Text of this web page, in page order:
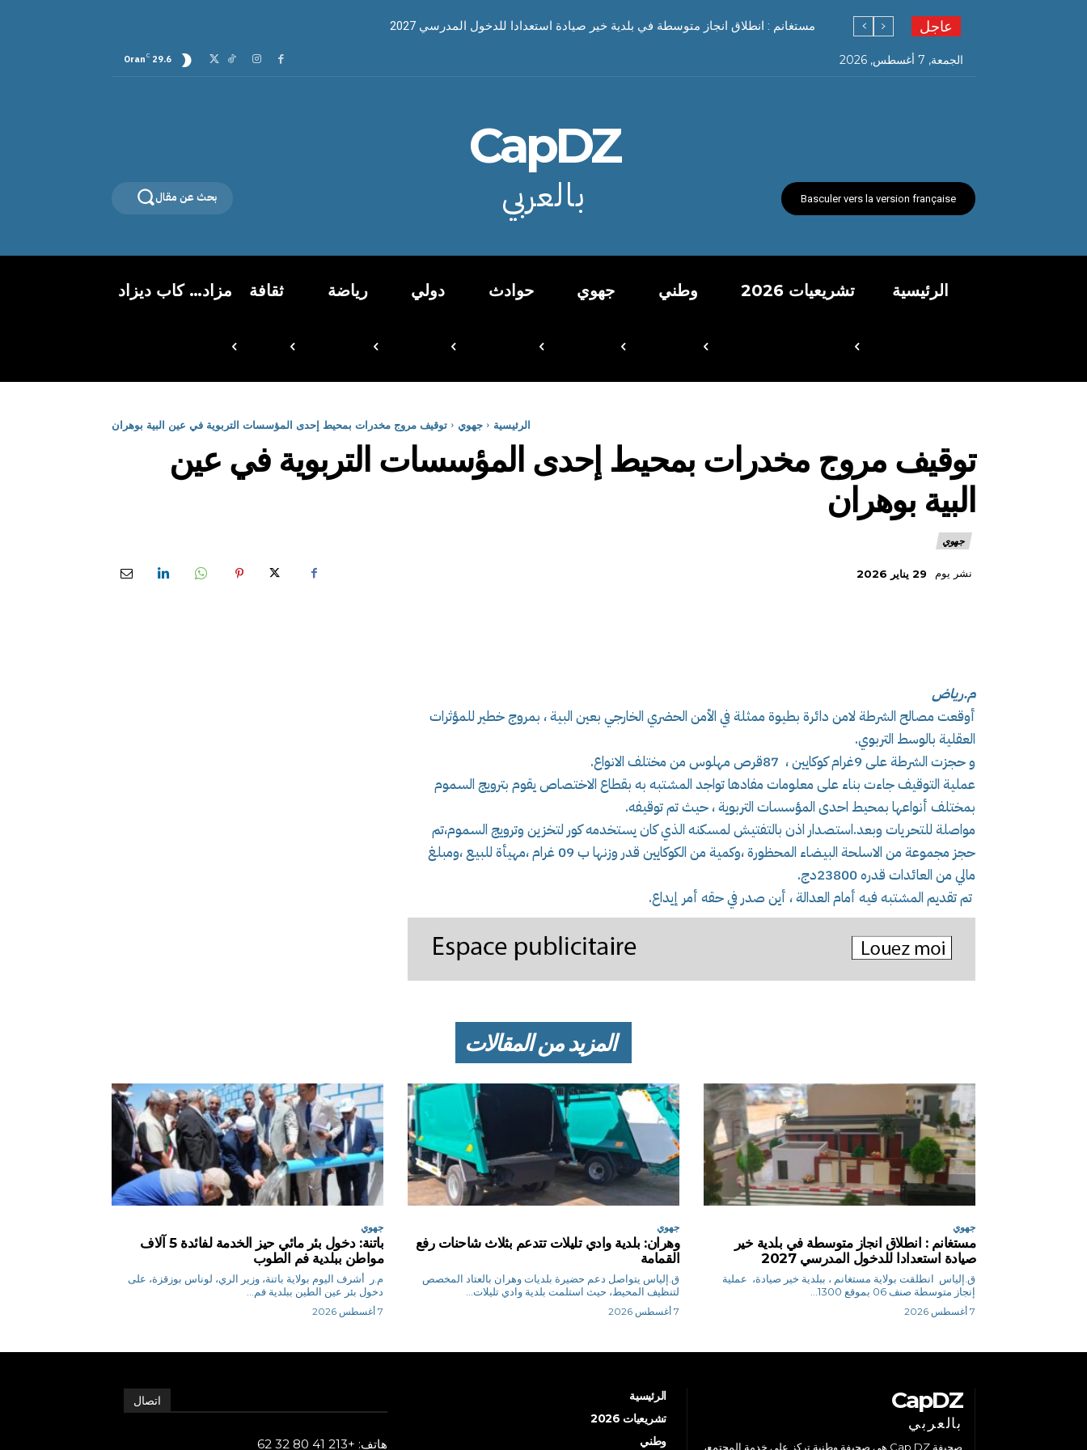
عاجل مستغانم : انطلاق انجاز متوسطة في بلدية خير صيادة استعدادا للدخول المدرسي 2027
الجمعة, 7 أغسطس, 2026 29.6
C
Oran
Basculer vers la version française
CapDZ
بالعربي بحث عن مقال
الرئيسية تشريعيات 2026 وطني جهوي حوادث دولي رياضة ثقافة مزاد… كاب ديزاد
الرئيسية جهوي توقيف مروج مخدرات بمحيط إحدى المؤسسات التربوية في عين البية بوهران
توقيف مروج مخدرات بمحيط إحدى المؤسسات التربوية في عين
البية بوهران
جهوي
نشر يوم 29 يناير 2026
م.رياض
أوقعت مصالح الشرطة لامن دائرة بطيوة ممثلة في الأمن الحضري الخارجي بعين البية ، بمروج خطير للمؤثرات
العقلية بالوسط التربوي.
و حجزت الشرطة على 9غرام كوكايين ، 87قرص مهلوس من مختلف الانواع.
عملية التوقيف جاءت بناء على معلومات مفادها تواجد المشتبه به بقطاع الاختصاص يقوم بترويج السموم
بمختلف أنواعها بمحيط احدى المؤسسات التربوية ، حيث تم توقيفه.
مواصلة للتحريات وبعد.استصدار اذن بالتفتيش لمسكنه الذي كان يستخدمه كور لتخزين وترويج السموم،تم
حجز مجموعة من الاسلحة البيضاء المحظورة ،وكمية من الكوكايين قدر وزنها ب 09 غرام ،مهيأة للبيع ،ومبلغ
مالي من العائدات قدره 23800دج.
تم تقديم المشتبه فيه أمام العدالة ، أين صدر في حقه أمر إيداع.
المزيد من المقالات
جهوي
مستغانم : انطلاق انجاز متوسطة في بلدية خير
صيادة استعدادا للدخول المدرسي 2027
ق.إلياس انطلقت بولاية مستغانم ، ببلدية خير صيادة، عملية
إنجاز متوسطة صنف 06 بموقع 1300...
7 أغسطس 2026
جهوي
وهران: بلدية وادي تليلات تتدعم بثلاث شاحنات رفع
القمامة
ق.إلياس يتواصل دعم حضيرة بلديات وهران بالعتاد المخصص
لتنظيف المحيط، حيث استلمت بلدية وادي تليلات...
7 أغسطس 2026
جهوي
باتنة: دخول بئر مائي حيز الخدمة لفائدة 5 آلاف
مواطن ببلدية فم الطوب
م.ر أشرف اليوم بولاية باتنة، وزير الري، لوناس بوزقزة، على
دخول بئر عين الطين ببلدية فم...
7 أغسطس 2026
CapDZ
بالعربي
صحيفة Cap DZ هي صحيفة وطنية تركز على خدمة المجتمع،
الرئيسية
تشريعيات 2026
وطني
اتصال
هاتف: +213 41 80 32 62